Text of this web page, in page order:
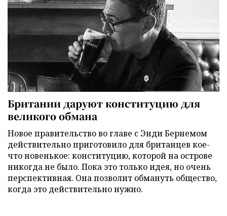
Британии даруют конституцию для
великого обмана
Новое правительство во главе с Энди Бернемом
действительно приготовило для британцев кое-
что новенькое: конституцию, которой на острове
никогда не было. Пока это только идея, но очень
перспективная. Она позволит обмануть общество,
когда это действительно нужно.